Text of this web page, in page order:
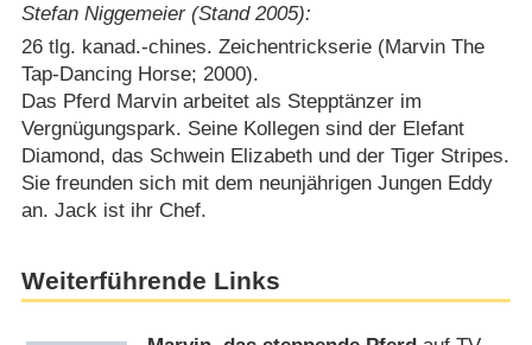
Stefan Niggemeier (Stand 2005):
26 tlg. kanad.-chines. Zeichentrickserie (Marvin The
Tap-Dancing Horse; 2000).
Das Pferd Marvin arbeitet als Stepptänzer im
Vergnügungspark. Seine Kollegen sind der Elefant
Diamond, das Schwein Elizabeth und der Tiger Stripes.
Sie freunden sich mit dem neunjährigen Jungen Eddy
an. Jack ist ihr Chef.
Weiterführende Links